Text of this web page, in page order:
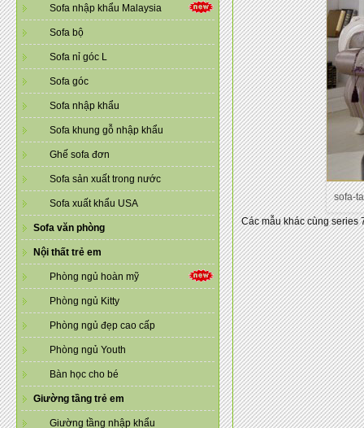
Sofa nhập khẩu Malaysia
Sofa bộ
Sofa nỉ góc L
Sofa góc
Sofa nhập khẩu
Sofa khung gỗ nhập khẩu
Ghế sofa đơn
Sofa sản xuất trong nước
Sofa xuất khẩu USA
Sofa văn phòng
Nội thất trẻ em
Phòng ngủ hoàn mỹ
Phòng ngủ Kitty
Phòng ngủ đẹp cao cấp
Phòng ngủ Youth
Bàn học cho bé
Giường tầng trẻ em
Giường tầng nhập khẩu
sofa-
Các mẫu khác cùng series